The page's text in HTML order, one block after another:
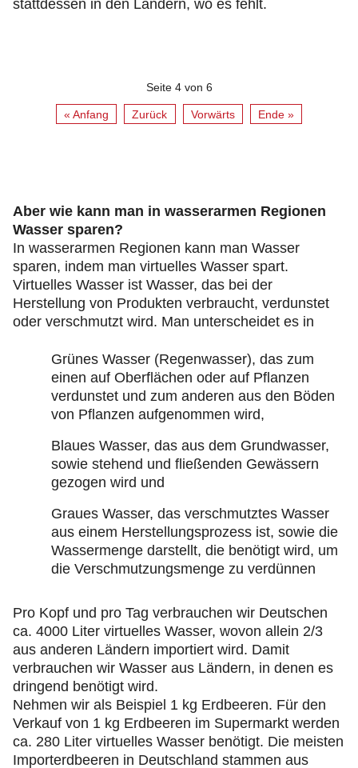
stattdessen in den Ländern, wo es fehlt.
Seite 4 von 6
« Anfang Zurück Vorwärts Ende »
Aber wie kann man in wasserarmen Regionen
Wasser sparen?
In wasserarmen Regionen kann man Wasser
sparen, indem man virtuelles Wasser spart.
Virtuelles Wasser ist Wasser, das bei der
Herstellung von Produkten verbraucht, verdunstet
oder verschmutzt wird. Man unterscheidet es in
Grünes Wasser (Regenwasser), das zum
einen auf Oberflächen oder auf Pflanzen
verdunstet und zum anderen aus den Böden
von Pflanzen aufgenommen wird,
Blaues Wasser, das aus dem Grundwasser,
sowie stehend und fließenden Gewässern
gezogen wird und
Graues Wasser, das verschmutztes Wasser
aus einem Herstellungsprozess ist, sowie die
Wassermenge darstellt, die benötigt wird, um
die Verschmutzungsmenge zu verdünnen
Pro Kopf und pro Tag verbrauchen wir Deutschen
ca. 4000 Liter virtuelles Wasser, wovon allein 2/3
aus anderen Ländern importiert wird. Damit
verbrauchen wir Wasser aus Ländern, in denen es
dringend benötigt wird.
Nehmen wir als Beispiel 1 kg Erdbeeren. Für den
Verkauf von 1 kg Erdbeeren im Supermarkt werden
ca. 280 Liter virtuelles Wasser benötigt. Die meisten
Importerdbeeren in Deutschland stammen aus